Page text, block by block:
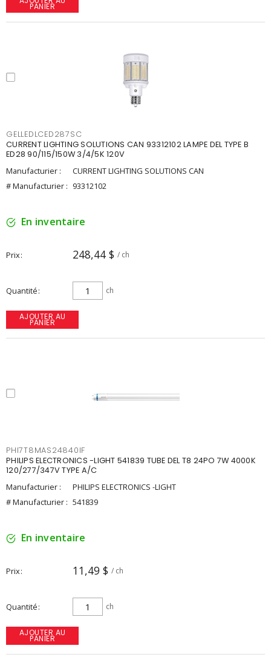
PANIER
GELLEDLCED287SC
CURRENT LIGHTING SOLUTIONS CAN 93312102 LAMPE DEL TYPE B
ED28 90/115/150W 3/4/5K 120V
Manufacturier :
CURRENT LIGHTING SOLUTIONS CAN
# Manufacturier : 93312102
En inventaire
Prix 248,44 $ / ch
Quantité ch
AJOUTER AU
PANIER
PHI7T8MAS24840IF
PHILIPS ELECTRONICS -LIGHT 541839 TUBE DEL T8 24PO 7W 4000K
120/277/347V TYPE A/C
Manufacturier :
PHILIPS ELECTRONICS -LIGHT
# Manufacturier : 541839
En inventaire
Prix 11,49 $ / ch
Quantité ch
AJOUTER AU
PANIER